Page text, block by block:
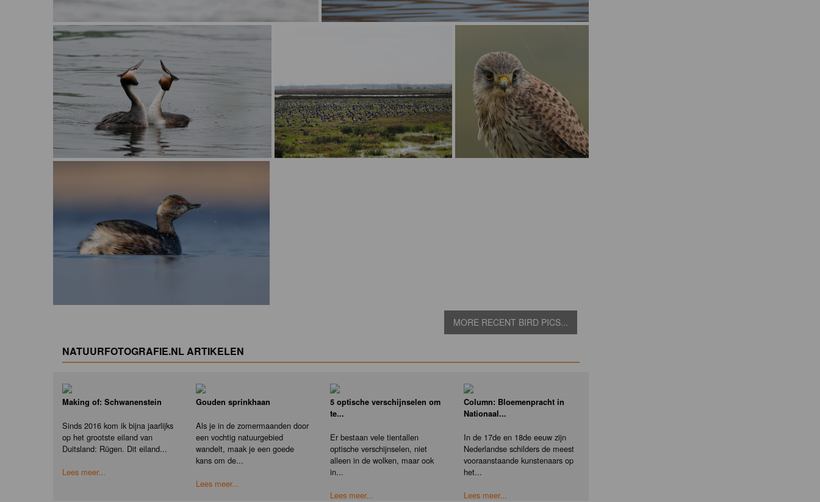
MORE RECENT BIRD PICS...
NATUURFOTOGRAFIE.NL ARTIKELEN
Making of: Schwanenstein
Sinds 2016 kom ik bijna jaarlijks
op het grootste eiland van
Duitsland: Rügen. Dit eiland...
Lees meer...
Gouden sprinkhaan
Als je in de zomermaanden door
een vochtig natuurgebied
wandelt, maak je een goede
kans om de...
Lees meer...
5 optische verschijnselen om
te...
Er bestaan vele tientallen
optische verschijnselen, niet
alleen in de wolken, maar ook
in...
Lees meer...
Column: Bloemenpracht in
Nationaal...
In de 17de en 18de eeuw zijn
Nederlandse schilders de meest
vooraanstaande kunstenaars op
het...
Lees meer...